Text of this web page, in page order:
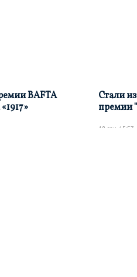
BAFTA
Стали
премии
18 сен, 15:57